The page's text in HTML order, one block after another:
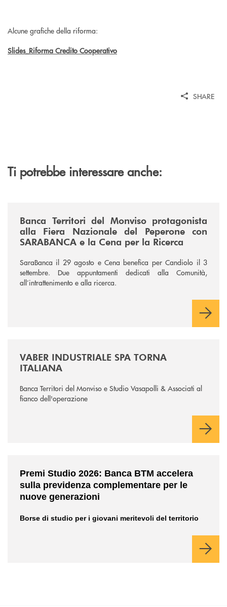
Alcune grafiche della riforma:
Slides_Riforma Credito Cooperativo
SHARE
Ti potrebbe interessare anche:
Banca Territori del Monviso protagonista
alla Fiera Nazionale del Peperone con
SARABANCA e la Cena per la Ricerca
SaraBanca il 29 agosto e Cena benefica per Candiolo il 3
settembre. Due appuntamenti dedicati alla Comunità,
all’intrattenimento e alla ricerca.
VABER INDUSTRIALE SPA TORNA
ITALIANA
Banca Territori del Monviso e Studio Vasapolli & Associati al
fianco dell'operazione
Premi Studio 2026: Banca BTM accelera
sulla previdenza complementare per le
nuove generazioni
Borse di studio per i giovani meritevoli del territorio